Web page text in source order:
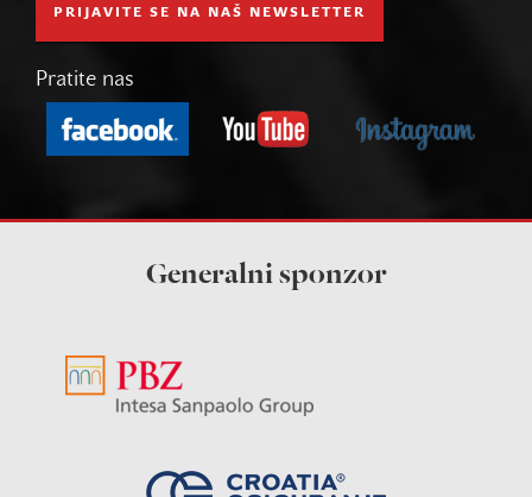
PRIJAVITE SE NA NAŠ NEWSLETTER
Pratite nas
Generalni sponzor